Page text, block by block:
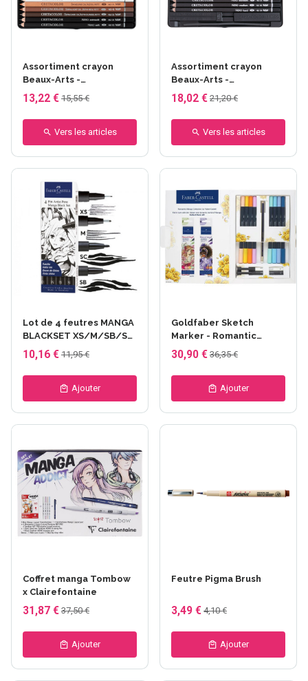
Assortiment crayon
Beaux-Arts -
CRETACOLOR - Oil -
esquisse gras
13,22 € 15,55 €
Vers les articles
Assortiment crayon
Beaux-Arts -
CRETACOLOR - Nero
Deep Black - 7 pièces
18,02 € 21,20 €
Vers les articles
Lot de 4 feutres MANGA
BLACKSET XS/M/SB/SC
- FABER castell
10,16 € 11,95 €
Ajouter
Goldfaber Sketch
Marker - Romantic
Manga - Faber castell
30,90 € 36,35 €
Ajouter
Coffret manga Tombow
x Clairefontaine
31,87 € 37,50 €
Ajouter
Feutre Pigma Brush
3,49 € 4,10 €
Ajouter